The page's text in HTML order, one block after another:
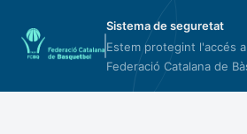
Sistema de seguretat
Estem protegint l'accés
Federació Catalana de